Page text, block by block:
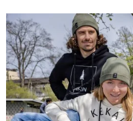
L
N